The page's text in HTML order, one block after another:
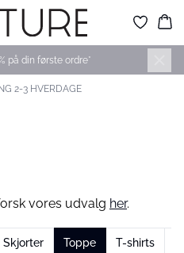
på din første ordre*
2-3 HVERDAGE
vores udvalg her.
Skjorter Toppe T-shirts